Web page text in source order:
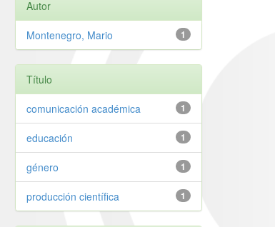
Autor
1
Montenegro, Mario
Título
1
comunicación académica
1
educación
1
género
1
producción científica